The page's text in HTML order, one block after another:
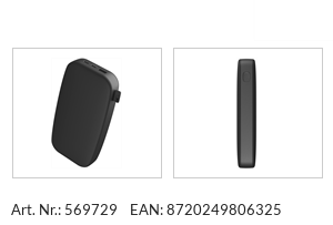
Art. Nr.: 569729 EAN: 8720249806325